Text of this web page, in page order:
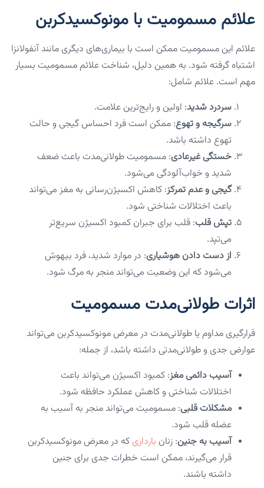
علائم مسمومیت با مونوکسیدکربن
علائم این مسمومیت ممکن است با بیماری‌های دیگری مانند آنفولانزا
اشتباه گرفته شود. به همین دلیل، شناخت علائم مسمومیت بسیار
مهم است. علائم شامل:
سردرد شدید: اولین و رایج‌ترین علامت.
سرگیجه و تهوع: ممکن است فرد احساس گیجی و حالت
تهوع داشته باشد.
خستگی غیرعادی: مسمومیت طولانی‌مدت باعث ضعف
شدید و خواب‌آلودگی می‌شود.
گیجی و عدم تمرکز: کاهش اکسیژن‌رسانی به مغز می‌تواند
باعث اختلالات شناختی شود.
تپش قلب: قلب برای جبران کمبود اکسیژن سریع‌تر
می‌تپد.
از دست دادن هوشیاری: در موارد شدید، فرد بیهوش
می‌شود که این وضعیت می‌تواند منجر به مرگ شود.
اثرات طولانی‌مدت مسمومیت
قرارگیری مداوم یا طولانی‌مدت در معرض مونوکسیدکربن می‌تواند
عوارض جدی و طولانی‌مدتی داشته باشد، از جمله:
آسیب دائمی مغز: کمبود اکسیژن می‌تواند باعث
اختلالات شناختی و کاهش عملکرد حافظه شود.
مشکلات قلبی: مسمومیت می‌تواند منجر به آسیب به
عضله قلب شود.
آسیب به جنین: زنان بارداری که در معرض مونوکسیدکربن
قرار می‌گیرند، ممکن است خطرات جدی برای جنین
داشته باشند.